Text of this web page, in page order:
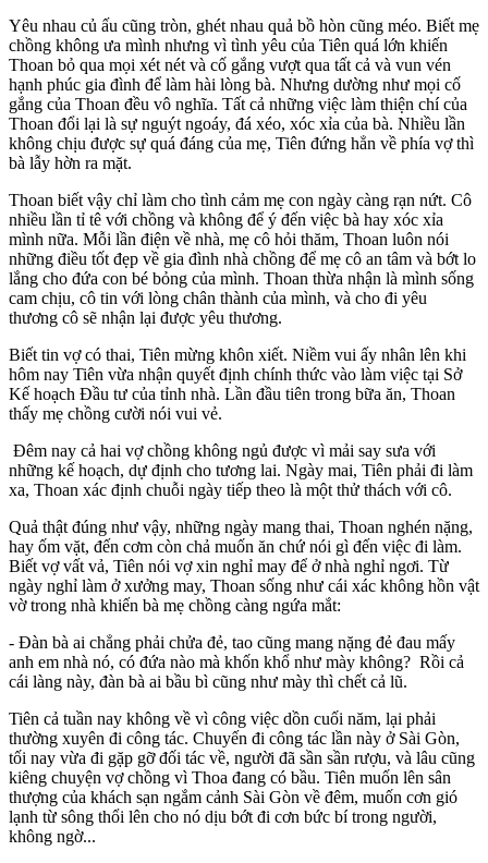
Yêu nhau củ ấu cũng tròn, ghét nhau quả bồ hòn cũng méo. Biết mẹ
chồng không ưa mình nhưng vì tình yêu của Tiên quá lớn khiến
Thoan bỏ qua mọi xét nét và cố gắng vượt qua tất cả và vun vén
hạnh phúc gia đình để làm hài lòng bà. Nhưng dường như mọi cố
gắng của Thoan đều vô nghĩa. Tất cả những việc làm thiện chí của
Thoan đổi lại là sự nguýt ngoáy, đá xéo, xóc xỉa của bà. Nhiều lần
không chịu được sự quá đáng của mẹ, Tiên đứng hẳn về phía vợ thì
bà lẫy hờn ra mặt.
Thoan biết vậy chỉ làm cho tình cảm mẹ con ngày càng rạn nứt. Cô
nhiều lần tỉ tê với chồng và không để ý đến việc bà hay xóc xỉa
mình nữa. Mỗi lần điện về nhà, mẹ cô hỏi thăm, Thoan luôn nói
những điều tốt đẹp về gia đình nhà chồng để mẹ cô an tâm và bớt lo
lắng cho đứa con bé bỏng của mình. Thoan thừa nhận là mình sống
cam chịu, cô tin với lòng chân thành của mình, và cho đi yêu
thương cô sẽ nhận lại được yêu thương.
Biết tin vợ có thai, Tiên mừng khôn xiết. Niềm vui ấy nhân lên khi
hôm nay Tiên vừa nhận quyết định chính thức vào làm việc tại Sở
Kế hoạch Đầu tư của tỉnh nhà. Lần đầu tiên trong bữa ăn, Thoan
thấy mẹ chồng cười nói vui vẻ.
Đêm nay cả hai vợ chồng không ngủ được vì mải say sưa với
những kế hoạch, dự định cho tương lai. Ngày mai, Tiên phải đi làm
xa, Thoan xác định chuỗi ngày tiếp theo là một thử thách với cô.
Quả thật đúng như vậy, những ngày mang thai, Thoan nghén nặng,
hay ốm vặt, đến cơm còn chả muốn ăn chứ nói gì đến việc đi làm.
Biết vợ vất vả, Tiên nói vợ xin nghỉ may để ở nhà nghỉ ngơi. Từ
ngày nghỉ làm ở xưởng may, Thoan sống như cái xác không hồn vật
vờ trong nhà khiến bà mẹ chồng càng ngứa mắt:
- Đàn bà ai chẳng phải chửa đẻ, tao cũng mang nặng đẻ đau mấy
anh em nhà nó, có đứa nào mà khốn khổ như mày không? Rồi cả
cái làng này, đàn bà ai bầu bì cũng như mày thì chết cả lũ.
Tiên cả tuần nay không về vì công việc dồn cuối năm, lại phải
thường xuyên đi công tác. Chuyến đi công tác lần này ở Sài Gòn,
tối nay vừa đi gặp gỡ đối tác về, người đã sần sần rượu, và lâu cũng
kiêng chuyện vợ chồng vì Thoa đang có bầu. Tiên muốn lên sân
thượng của khách sạn ngắm cảnh Sài Gòn về đêm, muốn cơn gió
lạnh từ sông thổi lên cho nó dịu bớt đi cơn bức bí trong người,
không ngờ...